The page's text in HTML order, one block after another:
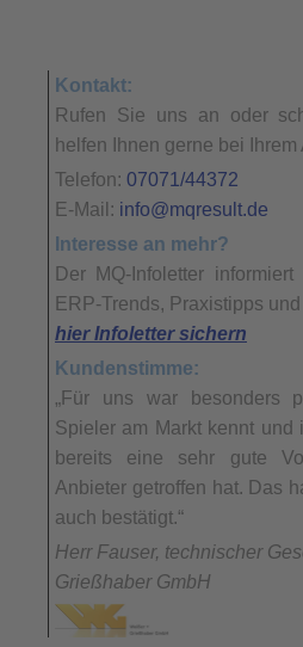
Kontakt:
Rufen Sie uns an oder
helfen Ihnen gerne bei Ihrem
Telefon: 07071/44372
E-Mail: info@mqresult.de
Interesse an mehr?
Der MQ-Infoletter
ERP-Trends, Praxistipps
hier Infoletter sichern
Kundenstimme:
„Für uns war besonders
Spieler am Markt kennt und
bereits eine sehr gute
Anbieter getroffen hat. Das
auch bestätigt.“
Herr Fauser, technischer
Grießhaber GmbH